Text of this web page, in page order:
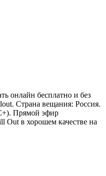
онлайн бесплатно и без
Страна вещания: Россия.
Прямой эфир
Out в хорошем качестве на